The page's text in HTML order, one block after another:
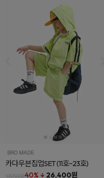
카다우븐집업SET(11호~23호)
43,900원40% ↓ 26,400원